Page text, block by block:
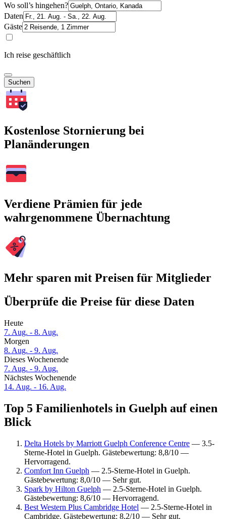
Wo soll’s hingehen?
Daten
Gäste
Ich reise geschäftlich
Suchen
Kostenlose Stornierung bei
Planänderungen
Verdiene Prämien für jede
wahrgenommene Übernachtung
Mehr sparen mit Preisen für Mitglieder
Überprüfe die Preise für diese Daten
Heute
7. Aug. - 8. Aug.
Morgen
8. Aug. - 9. Aug.
Dieses Wochenende
7. Aug. - 9. Aug.
Nächstes Wochenende
14. Aug. - 16. Aug.
Top 5 Familienhotels in Guelph auf einen
Blick
Delta Hotels by Marriott Guelph Conference Centre — 3.5-
Sterne-Hotel in Guelph. Gästebewertung: 8,8/10 —
Hervorragend.
Comfort Inn Guelph — 2.5-Sterne-Hotel in Guelph.
Gästebewertung: 8,0/10 — Sehr gut.
Spark by Hilton Guelph — 2.5-Sterne-Hotel in Guelph.
Gästebewertung: 8,6/10 — Hervorragend.
Best Western Plus Cambridge Hotel — 2.5-Sterne-Hotel in
Cambridge. Gästebewertung: 8,2/10 — Sehr gut.